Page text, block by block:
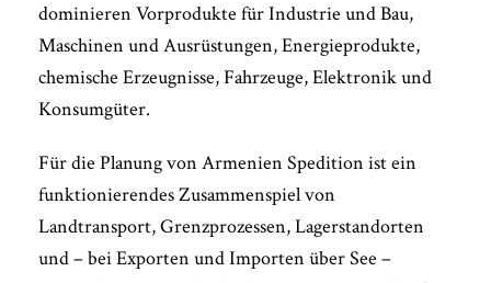
dominieren Vorprodukte für Industrie und Bau,
Maschinen und Ausrüstungen, Energieprodukte,
chemische Erzeugnisse, Fahrzeuge, Elektronik und
Konsumgüter.
Für die Planung von Armenien Spedition ist ein
funktionierendes Zusammenspiel von
Landtransport, Grenzprozessen, Lagerstandorten
und – bei Exporten und Importen über See –